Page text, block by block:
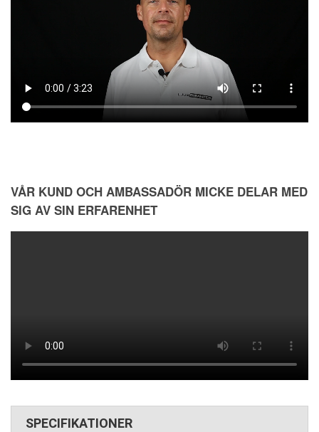
VÅR KUND OCH AMBASSADÖR MICKE DELAR MED
SIG AV SIN ERFARENHET
SPECIFIKATIONER